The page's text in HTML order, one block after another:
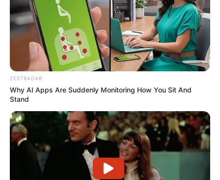
ZESTRADAR
Why AI Apps Are Suddenly Monitoring How You Sit And
Stand